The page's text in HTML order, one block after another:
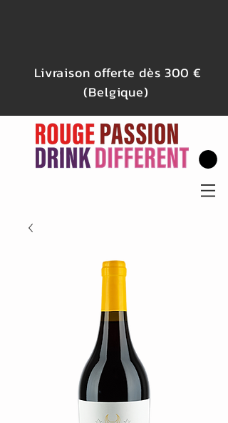
Livraison offerte dès 300 €
(Belgique)